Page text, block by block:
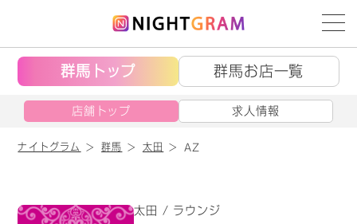
群馬トップ 群馬お店一覧
店舗トップ 求人情報
ナイトグラム 群馬 太田 AZ
太田 / ラウンジ